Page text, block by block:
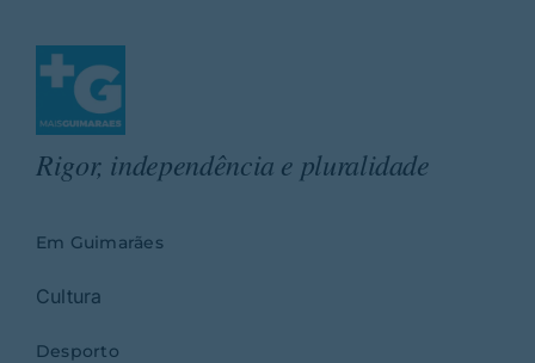
Rigor, independência e pluralidade
Em Guimarães
Cultura
Desporto